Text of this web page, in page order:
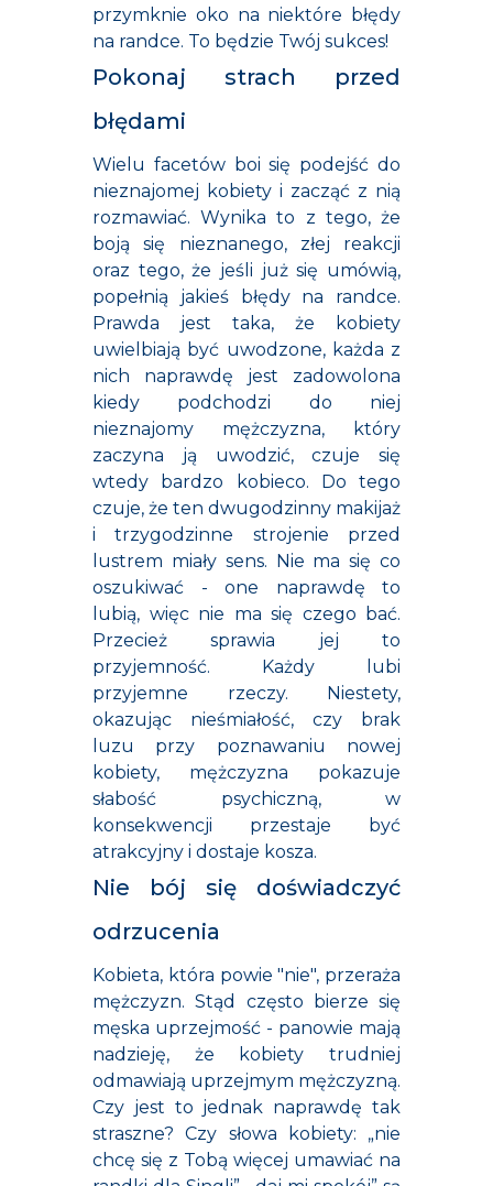
przymknie oko na niektóre błędy
na randce. To będzie Twój sukces!
Pokonaj strach przed
błędami
Wielu facetów boi się podejść do
nieznajomej kobiety i zacząć z nią
rozmawiać. Wynika to z tego, że
boją się nieznanego, złej reakcji
oraz tego, że jeśli już się umówią,
popełnią jakieś błędy na randce.
Prawda jest taka, że kobiety
uwielbiają być uwodzone, każda z
nich naprawdę jest zadowolona
kiedy podchodzi do niej
nieznajomy mężczyzna, który
zaczyna ją uwodzić, czuje się
wtedy bardzo kobieco. Do tego
czuje, że ten dwugodzinny makijaż
i trzygodzinne strojenie przed
lustrem miały sens. Nie ma się co
oszukiwać - one naprawdę to
lubią, więc nie ma się czego bać.
Przecież sprawia jej to
przyjemność. Każdy lubi
przyjemne rzeczy. Niestety,
okazując nieśmiałość, czy brak
luzu przy poznawaniu nowej
kobiety, mężczyzna pokazuje
słabość psychiczną, w
konsekwencji przestaje być
atrakcyjny i dostaje kosza.
Nie bój się doświadczyć
odrzucenia
Kobieta, która powie "nie", przeraża
mężczyzn. Stąd często bierze się
męska uprzejmość - panowie mają
nadzieję, że kobiety trudniej
odmawiają uprzejmym mężczyzną.
Czy jest to jednak naprawdę tak
straszne? Czy słowa kobiety: „nie
chcę się z Tobą więcej umawiać na